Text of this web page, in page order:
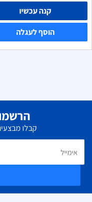
קנה עכשיו
הוסף לעגלה
קבלו